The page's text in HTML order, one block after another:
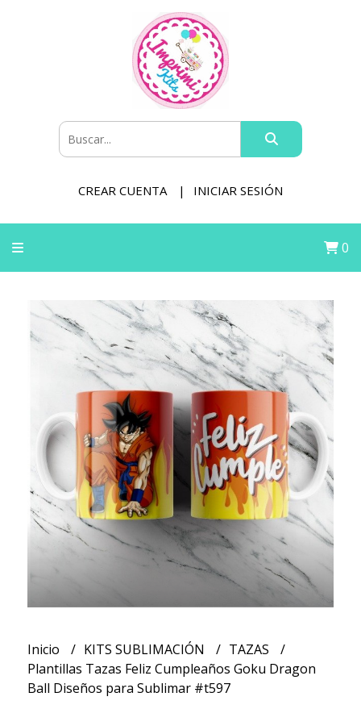
CREAR CUENTA INICIAR SESIÓN
0
Inicio KITS SUBLIMACIÓN
TAZAS
Plantillas Tazas Feliz Cumpleaños Goku Dragon
Ball Diseños para Sublimar #t597